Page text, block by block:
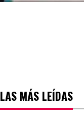
LAS MÁS LEÍDAS